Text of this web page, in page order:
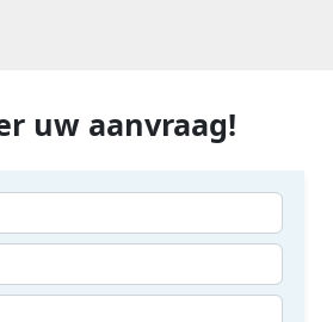
uw aanvraag!